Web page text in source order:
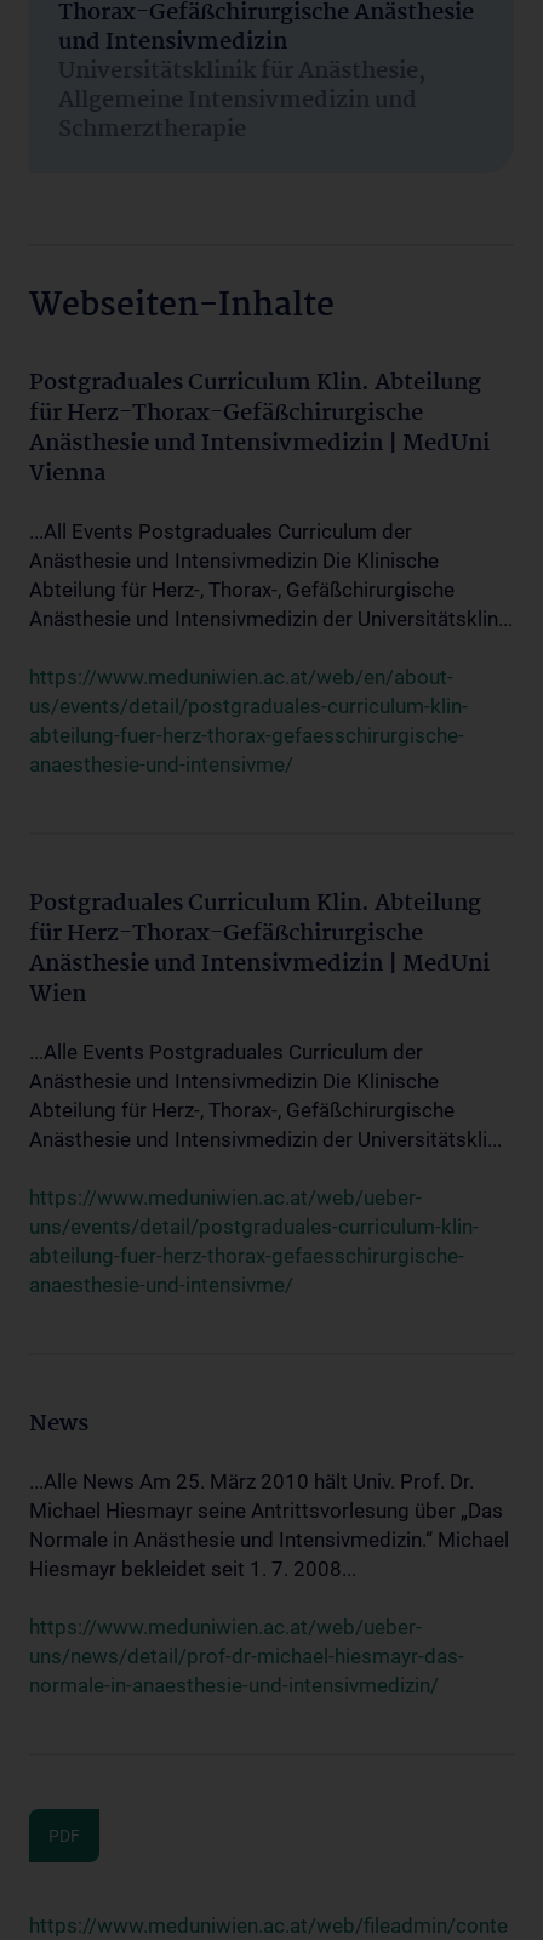
Thorax-Gefäßchirurgische Anästhesie
und Intensivmedizin
Universitätsklinik für Anästhesie,
Allgemeine Intensivmedizin und
Schmerztherapie
Webseiten-Inhalte
Postgraduales Curriculum Klin. Abteilung
für Herz-Thorax-Gefäßchirurgische
Anästhesie und Intensivmedizin | MedUni
Vienna
...All Events Postgraduales Curriculum der
Anästhesie und Intensivmedizin Die Klinische
Abteilung für Herz-, Thorax-, Gefäßchirurgische
Anästhesie und Intensivmedizin der Universitätsklin...
https://www.meduniwien.ac.at/web/en/about-
us/events/detail/postgraduales-curriculum-klin-
abteilung-fuer-herz-thorax-gefaesschirurgische-
anaesthesie-und-intensivme/
Postgraduales Curriculum Klin. Abteilung
für Herz-Thorax-Gefäßchirurgische
Anästhesie und Intensivmedizin | MedUni
Wien
...Alle Events Postgraduales Curriculum der
Anästhesie und Intensivmedizin Die Klinische
Abteilung für Herz-, Thorax-, Gefäßchirurgische
Anästhesie und Intensivmedizin der Universitätskli...
https://www.meduniwien.ac.at/web/ueber-
uns/events/detail/postgraduales-curriculum-klin-
abteilung-fuer-herz-thorax-gefaesschirurgische-
anaesthesie-und-intensivme/
News
...Alle News Am 25. März 2010 hält Univ. Prof. Dr.
Michael Hiesmayr seine Antrittsvorlesung über „Das
Normale in Anästhesie und Intensivmedizin.“ Michael
Hiesmayr bekleidet seit 1. 7. 2008...
https://www.meduniwien.ac.at/web/ueber-
uns/news/detail/prof-dr-michael-hiesmayr-das-
normale-in-anaesthesie-und-intensivmedizin/
PDF
https://www.meduniwien.ac.at/web/fileadmin/conte